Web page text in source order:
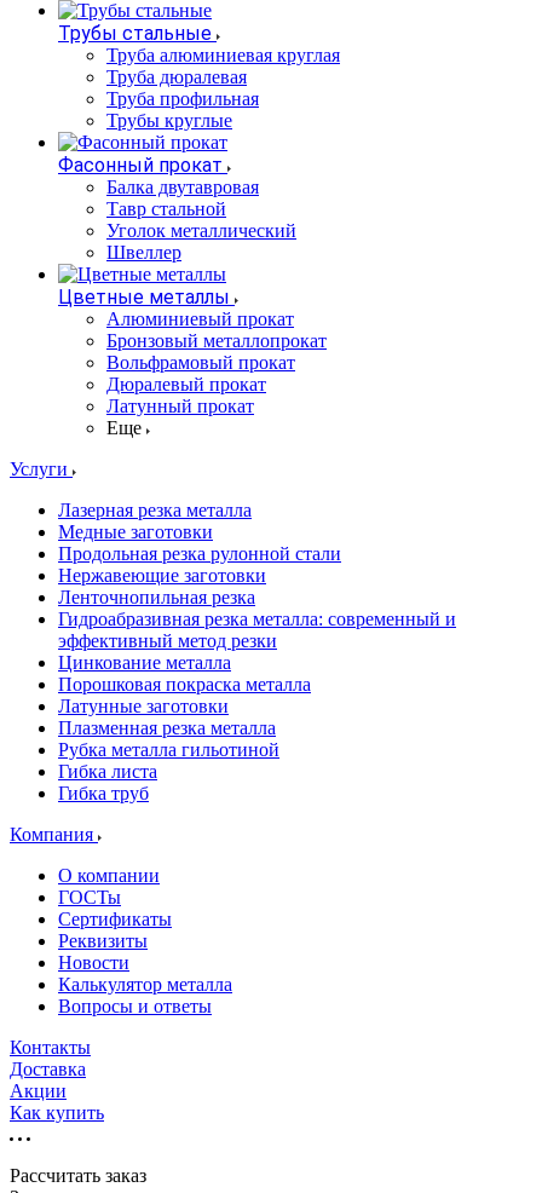
Трубы стальные
Труба алюминиевая круглая
Труба дюралевая
Труба профильная
Трубы круглые
Фасонный прокат
Балка двутавровая
Тавр стальной
Уголок металлический
Швеллер
Цветные металлы
Алюминиевый прокат
Бронзовый металлопрокат
Вольфрамовый прокат
Дюралевый прокат
Латунный прокат
Еще
Услуги
Лазерная резка металла
Медные заготовки
Продольная резка рулонной стали
Нержавеющие заготовки
Ленточнопильная резка
Гидроабразивная резка металла: современный и
эффективный метод резки
Цинкование металла
Порошковая покраска металла
Латунные заготовки
Плазменная резка металла
Рубка металла гильотиной
Гибка листа
Гибка труб
Компания
О компании
ГОСТы
Сертификаты
Реквизиты
Новости
Калькулятор металла
Вопросы и ответы
Контакты
Доставка
Акции
Как купить
Рассчитать заказ